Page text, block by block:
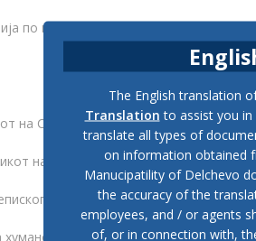
по повод 24 мај Денот на
от на Совет отнаОmunicipality of
от на municipality of Delchevo,Иван
елчевско-каменичката
хуманост и општествена одговорност,
The English translation
Translation to assist you
translate all types of
on information obtained
Manucipatility of Delchevo
the accuracy of the
employees, and / or agents
of, or in connection with,